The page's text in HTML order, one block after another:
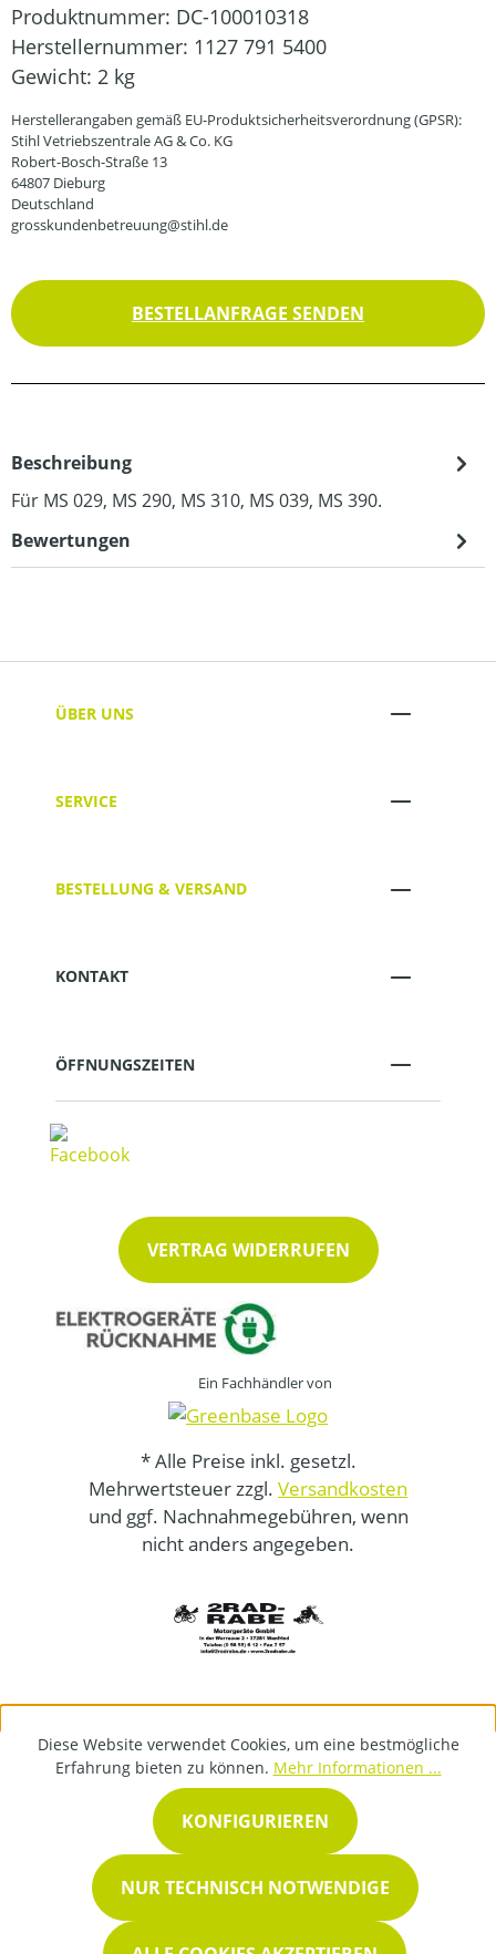
Produktnummer: DC-100010318
Herstellernummer: 1127 791 5400
Gewicht: 2 kg
Herstellerangaben gemäß EU-Produktsicherheitsverordnung (GPSR):
Stihl Vetriebszentrale AG & Co. KG
Robert-Bosch-Straße 13
64807 Dieburg
Deutschland
grosskundenbetreuung@stihl.de
BESTELLANFRAGE SENDEN
Beschreibung
Für MS 029, MS 290, MS 310, MS 039, MS 390.
Bewertungen
ÜBER UNS
SERVICE
BESTELLUNG & VERSAND
KONTAKT
ÖFFNUNGSZEITEN
VERTRAG WIDERRUFEN
Ein Fachhändler von
* Alle Preise inkl. gesetzl.
Mehrwertsteuer zzgl. Versandkosten
und ggf. Nachnahmegebühren, wenn
nicht anders angegeben.
Diese Website verwendet Cookies, um eine bestmögliche
Erfahrung bieten zu können. Mehr Informationen ...
NUR TECHNISCH NOTWENDIGE
KONFIGURIEREN